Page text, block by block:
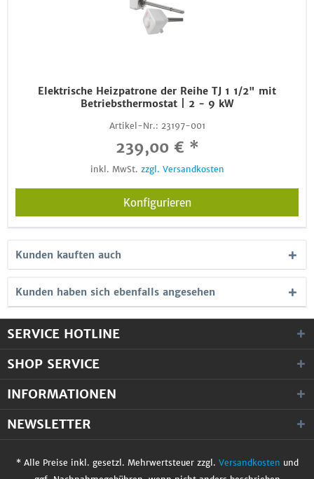
Elektrische Heizpatrone der Reihe TJ 1 1/2" mit
Betriebsthermostat | 2 - 9 kW
Artikel-Nr.: 23197-001
239,00 € *
inkl. MwSt. zzgl. Versandkosten
Konfigurieren
Kunden kauften auch
Kunden haben sich ebenfalls angesehen
SERVICE HOTLINE
SHOP SERVICE
INFORMATIONEN
NEWSLETTER
* Alle Preise inkl. gesetzl. Mehrwertsteuer zzgl. Versandkosten und